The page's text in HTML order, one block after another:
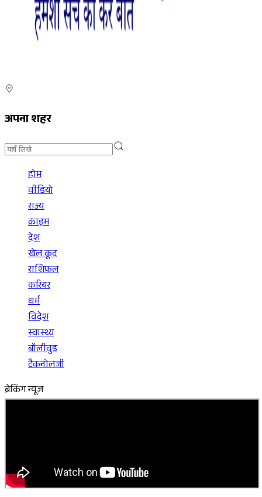
अपना शहर
होम
वीडियो
राज्य
क्राइम
देश
खेल कूद
राशिफल
करियर
धर्म
विदेश
स्वास्थ्य
बॉलीवुड
टैकनोलजी
ब्रेकिंग न्यूज़